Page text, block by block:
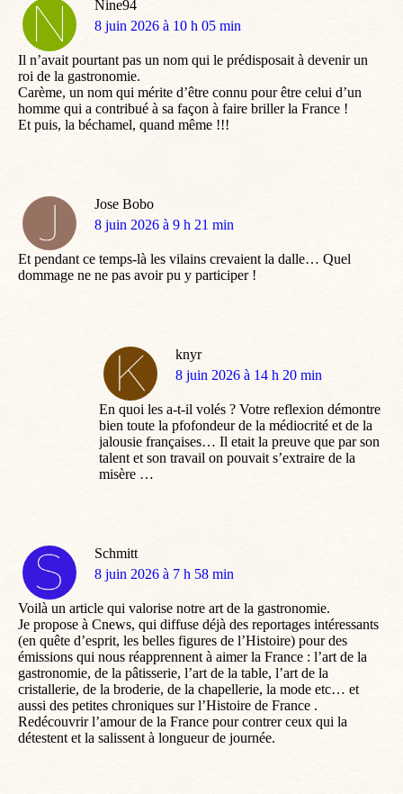
Nine94
dit
8 juin 2026 à 10 h 05 min
Il n’avait pourtant pas un nom qui le prédisposait à devenir un
roi de la gastronomie.
Carème, un nom qui mérite d’être connu pour être celui d’un
homme qui a contribué à sa façon à faire briller la France !
Et puis, la béchamel, quand même !!!
Jose Bobo
dit
8 juin 2026 à 9 h 21 min
Et pendant ce temps-là les vilains crevaient la dalle… Quel
dommage ne ne pas avoir pu y participer !
knyr
dit
8 juin 2026 à 14 h 20 min
En quoi les a-t-il volés ? Votre reflexion démontre
bien toute la pfofondeur de la médiocrité et de la
jalousie françaises… Il etait la preuve que par son
talent et son travail on pouvait s’extraire de la
misère …
Schmitt
dit
8 juin 2026 à 7 h 58 min
Voilà un article qui valorise notre art de la gastronomie.
Je propose à Cnews, qui diffuse déjà des reportages intéressants
(en quête d’esprit, les belles figures de l’Histoire) pour des
émissions qui nous réapprennent à aimer la France : l’art de la
gastronomie, de la pâtisserie, l’art de la table, l’art de la
cristallerie, de la broderie, de la chapellerie, la mode etc… et
aussi des petites chroniques sur l’Histoire de France .
Redécouvrir l’amour de la France pour contrer ceux qui la
détestent et la salissent à longueur de journée.